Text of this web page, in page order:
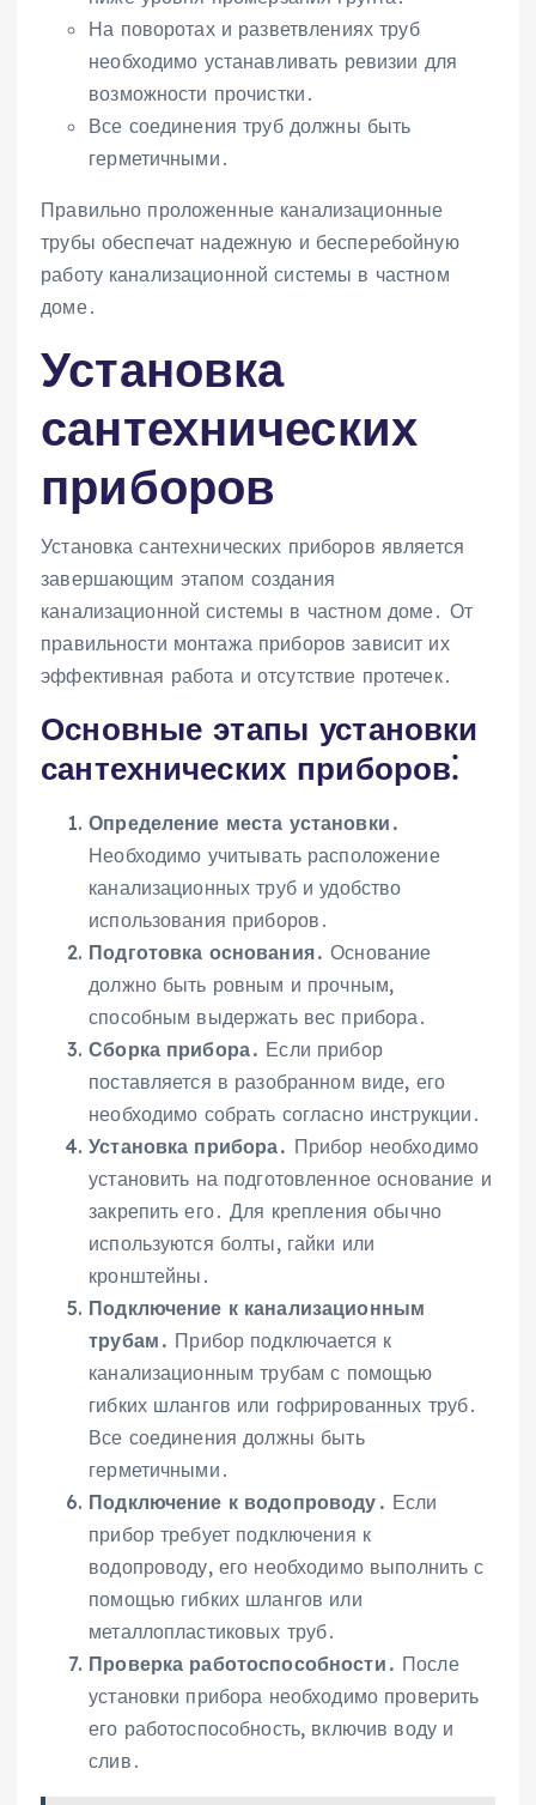
На поворотах и разветвлениях труб
необходимо устанавливать ревизии для
возможности прочистки․
Все соединения труб должны быть
герметичными․
Правильно проложенные канализационные
трубы обеспечат надежную и бесперебойную
работу канализационной системы в частном
доме․
Установка
сантехнических
приборов
Установка сантехнических приборов является
завершающим этапом создания
канализационной системы в частном доме․ От
правильности монтажа приборов зависит их
эффективная работа и отсутствие протечек․
Основные этапы установки
сантехнических приборов⁚
Определение места установки․
Необходимо учитывать расположение
канализационных труб и удобство
использования приборов․
Подготовка основания․ Основание
должно быть ровным и прочным,
способным выдержать вес прибора․
Сборка прибора․ Если прибор
поставляется в разобранном виде, его
необходимо собрать согласно инструкции․
Установка прибора․ Прибор необходимо
установить на подготовленное основание и
закрепить его․ Для крепления обычно
используются болты, гайки или
кронштейны․
Подключение к канализационным
трубам․ Прибор подключается к
канализационным трубам с помощью
гибких шлангов или гофрированных труб․
Все соединения должны быть
герметичными․
Подключение к водопроводу․ Если
прибор требует подключения к
водопроводу, его необходимо выполнить с
помощью гибких шлангов или
металлопластиковых труб․
Проверка работоспособности․ После
установки прибора необходимо проверить
его работоспособность, включив воду и
слив․